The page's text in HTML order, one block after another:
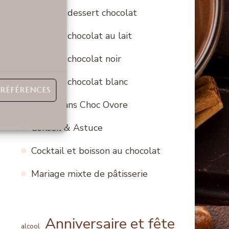
Recette dessert chocolat
Recette chocolat au lait
Recette chocolat noir
Recette chocolat blanc
Bons Plans Choc Ovore
Conseil & Astuce
Cocktail et boisson au chocolat
Mariage mixte de pâtisserie
alcool Anniversaire et fête